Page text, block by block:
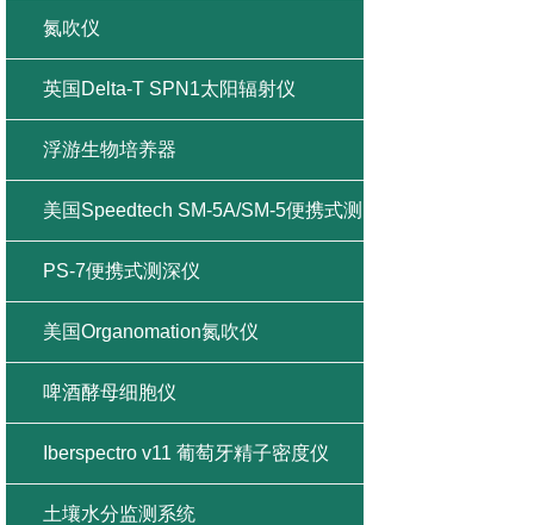
氮吹仪
英国Delta-T SPN1太阳辐射仪
浮游生物培养器
美国Speedtech SM-5A/SM-5便携式测
深仪
PS-7便携式测深仪
美国Organomation氮吹仪
啤酒酵母细胞仪
Iberspectro v11 葡萄牙精子密度仪
土壤水分监测系统